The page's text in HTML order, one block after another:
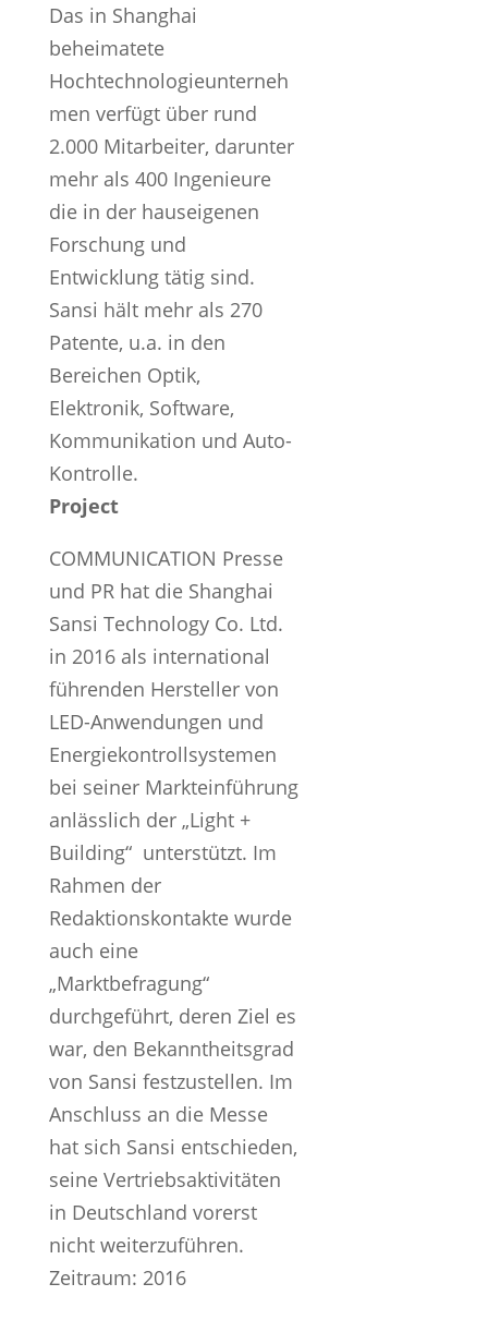
Das in Shanghai
beheimatete
Hochtechnologieunterneh
men verfügt über rund
2.000 Mitarbeiter, darunter
mehr als 400 Ingenieure
die in der hauseigenen
Forschung und
Entwicklung tätig sind.
Sansi hält mehr als 270
Patente, u.a. in den
Bereichen Optik,
Elektronik, Software,
Kommunikation und Auto-
Kontrolle.
Project
COMMUNICATION Presse
und PR hat die Shanghai
Sansi Technology Co. Ltd.
in 2016 als international
führenden Hersteller von
LED-Anwendungen und
Energiekontrollsystemen
bei seiner Markteinführung
anlässlich der „Light +
Building“ unterstützt. Im
Rahmen der
Redaktionskontakte wurde
auch eine
„Marktbefragung“
durchgeführt, deren Ziel es
war, den Bekanntheitsgrad
von Sansi festzustellen. Im
Anschluss an die Messe
hat sich Sansi entschieden,
seine Vertriebsaktivitäten
in Deutschland vorerst
nicht weiterzuführen.
Zeitraum: 2016